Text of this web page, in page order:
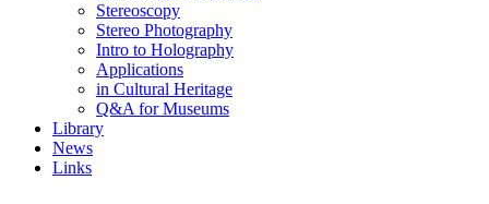
Stereoscopy
Stereo Photography
Intro to Holography
Applications
in Cultural Heritage
Q&A for Museums
Library
News
Links